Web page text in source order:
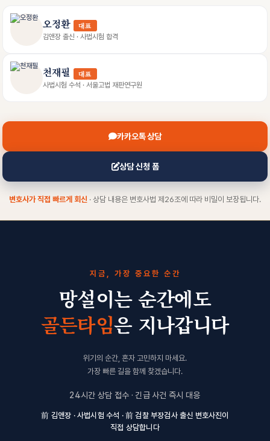
오정환 대표
김앤장 출신 · 사법시험 합격
천재필 대표
사법시험 수석 · 서울고법 재판연구원
카카오톡 상담
상담 신청 폼
변호사가 직접 빠르게 회신 · 상담 내용은 변호사법 제26조에 따라 비밀이 보장됩니다.
지금, 가장 중요한 순간
망설이는 순간에도
골든타임은 지나갑니다
위기의 순간, 혼자 고민하지 마세요.
가장 빠른 길을 함께 찾겠습니다.
24시간 상담 접수 · 긴급 사건 즉시 대응
前 김앤장 · 사법시험 수석 · 前 검찰 부장검사 출신 변호사진이
직접 상담합니다